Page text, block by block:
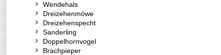
Wendehals
Dreizehenmöwe
Dreizehenspecht
Sanderling
Doppelhornvogel
Brachpieper